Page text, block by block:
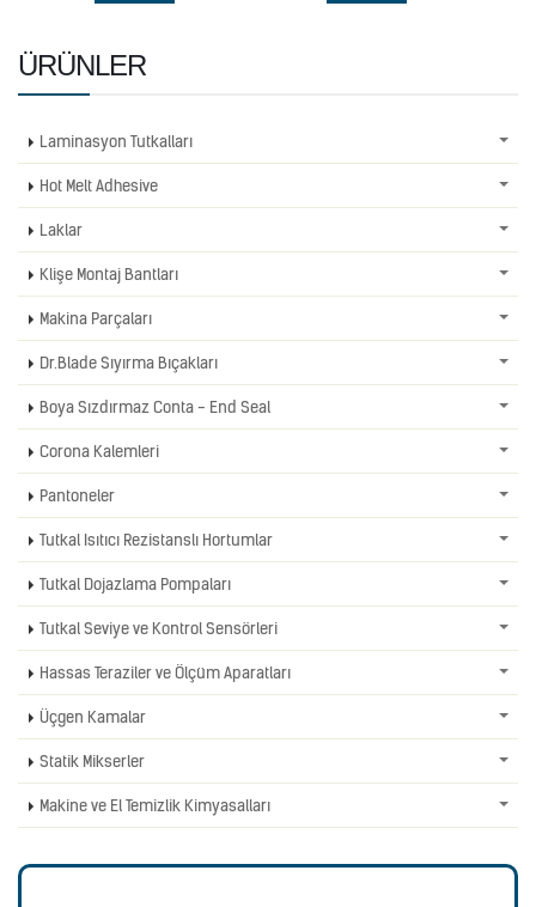
ÜRÜNLER
Laminasyon Tutkalları
Hot Melt Adhesive
Laklar
Klişe Montaj Bantları
Makina Parçaları
Dr.Blade Sıyırma Bıçakları
Boya Sızdırmaz Conta - End Seal
Corona Kalemleri
Pantoneler
Tutkal Isıtıcı Rezistanslı Hortumlar
Tutkal Dojazlama Pompaları
Tutkal Seviye ve Kontrol Sensörleri
Hassas Teraziler ve Ölçüm Aparatları
Üçgen Kamalar
Statik Mikserler
Makine ve El Temizlik Kimyasalları